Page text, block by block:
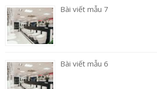
Bài viết mẫu 7
Bài viết mẫu 6